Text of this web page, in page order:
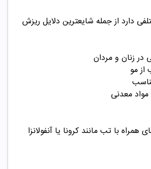
دارد از جمله شایعترین دلایل ریزش
در زنان و مردان
از مو
معدنی
همراه با تب مانند کرونا یا آنفولانزا